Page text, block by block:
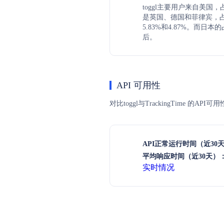
toggl主要用户来自美国，
是英国、德国和菲律宾，
5.83%和4.87%。而日本
后。
API 可用性
对比toggl与TrackingTime 的API可
API正常运行时间（近30
平均响应时间（近30天）
实时情况